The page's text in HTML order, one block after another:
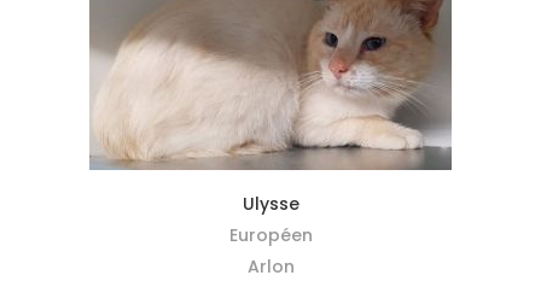
MIEUX ME CONNAÎTRE
Ulysse
Européen
Arlon